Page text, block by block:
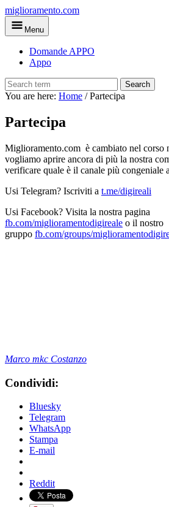
Skip
to
main
miglioramento.com
Menu
Domande APPO
Appo
Search
You are here: Home /Partecipa
Partecipa
Miglioramento.com è cambiato nel corso
vogliamo aprire ancora di più la nostra
verificare quale è il canale più congeniale
Usi Telegram? Iscriviti a t.me/digireali
Usi Facebook? Visita la nostra pagina
fb.com/miglioramentodigireale o il nostro
gruppo fb.com/groups/
Marco mkc Costanzo
Condividi:
Bluesky
Telegram
WhatsApp
Stampa
E-mail
Reddit